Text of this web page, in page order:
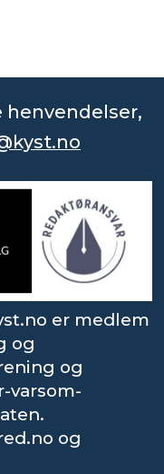
henvendelser,
er medlem
og
og
varsom-
og